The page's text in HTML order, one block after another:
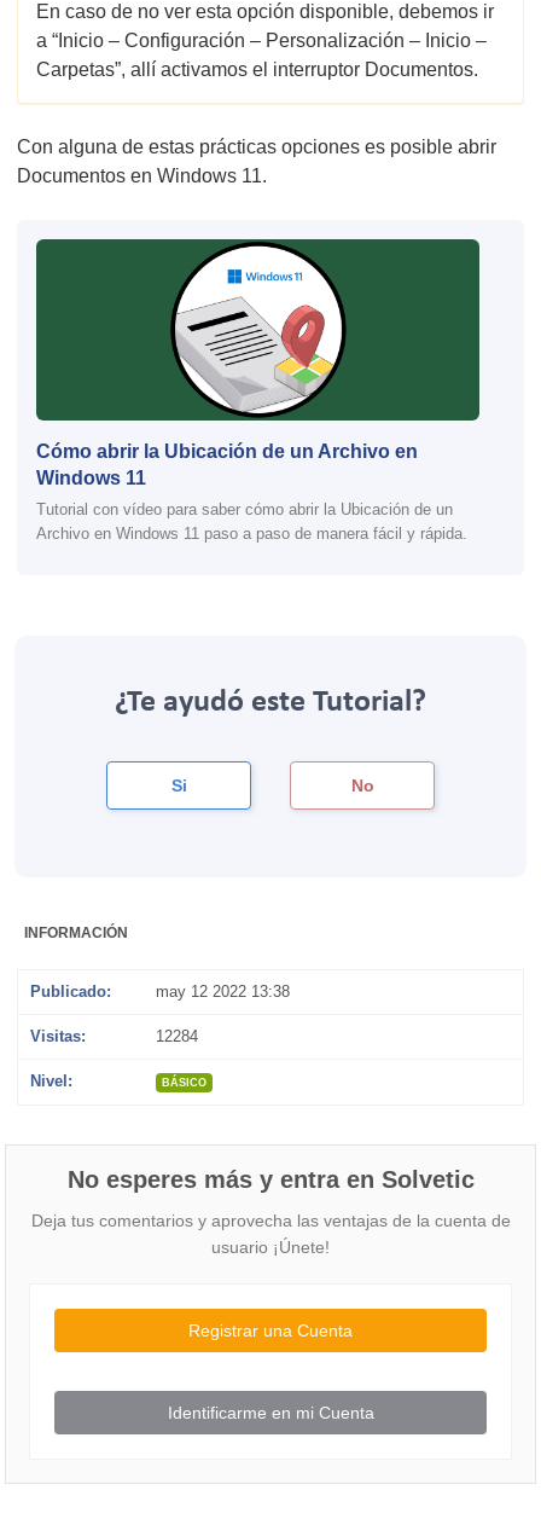
En caso de no ver esta opción disponible, debemos ir
a “Inicio – Configuración – Personalización – Inicio –
Carpetas”, allí activamos el interruptor Documentos.
Con alguna de estas prácticas opciones es posible abrir
Documentos en Windows 11.
Cómo abrir la Ubicación de un Archivo en
Windows 11
Tutorial con vídeo para saber cómo abrir la Ubicación de un
Archivo en Windows 11 paso a paso de manera fácil y rápida.
¿Te ayudó este Tutorial?
Si No
INFORMACIÓN
Publicado: may 12 2022 13:38
Visitas: 12284
Nivel: BÁSICO
No esperes más y entra en Solvetic
Deja tus comentarios y aprovecha las ventajas de la cuenta de
usuario ¡Únete!
Registrar una Cuenta
Identificarme en mi Cuenta